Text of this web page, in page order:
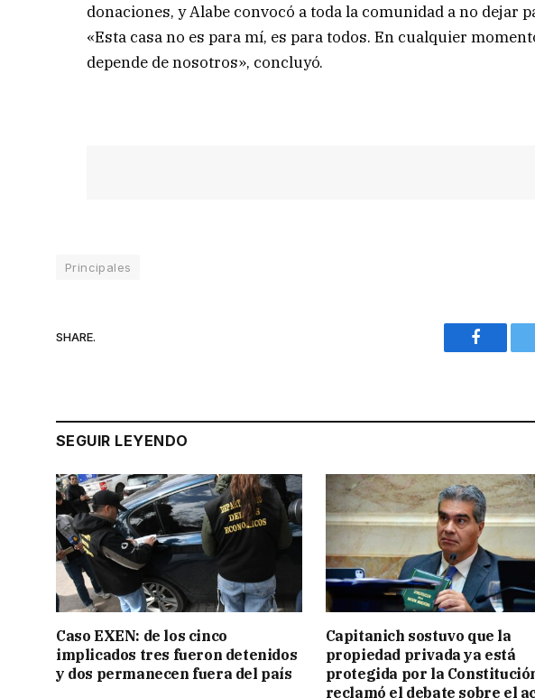
donaciones, y Alabe convocó a toda la comunidad a no dejar
«Esta casa no es para mí, es para todos. En cualquier
depende de nosotros», concluyó.
Principales
SHARE.
SEGUIR LEYENDO
Caso EXEN: de los cinco
implicados tres fueron detenidos
y dos permanecen fuera del país
Capitanich sostuvo que la
propiedad privada ya está
protegida por la
reclamó el debate sobre el